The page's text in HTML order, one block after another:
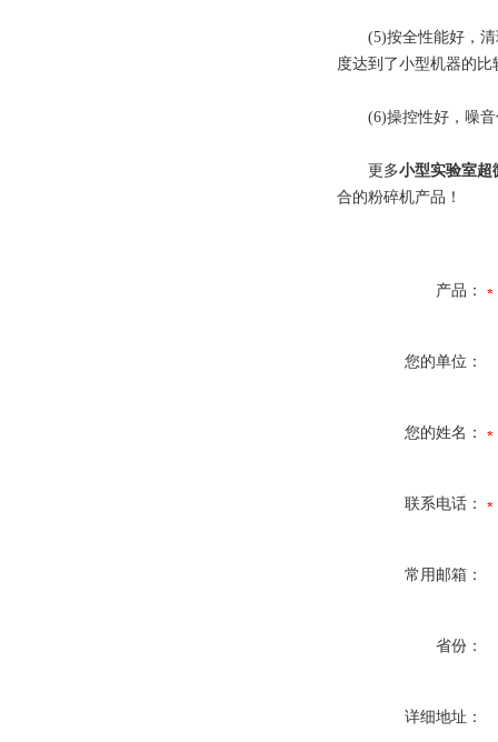
(5)按全性能好，清
度达到了小型机器的比
(6)操控性好，噪音
更多小型实验室超
合的粉碎机产品！
产品：
您的单位：
您的姓名：
联系电话：
常用邮箱：
省份：
详细地址：